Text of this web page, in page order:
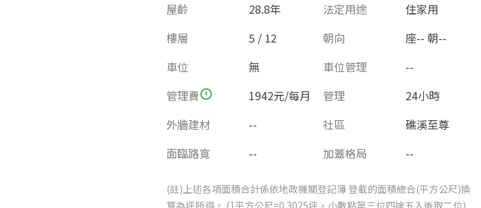
屋齡 28.8年 法定用途
住家用
樓層
5 / 12 朝向
座-- 朝--
車位
無 車位管理
--
管理費
1942元/每月 管理
24小時
外牆建材
-- 社區
礁溪至尊
面臨路寬
-- 加蓋格局 --
(註)上述各項面積合計係依地政機關登記簿 登載的面積總合(平方公尺)換
算為坪所得。 (1平方公尺=0.3025坪，小數點第三位四捨五入後取二位)